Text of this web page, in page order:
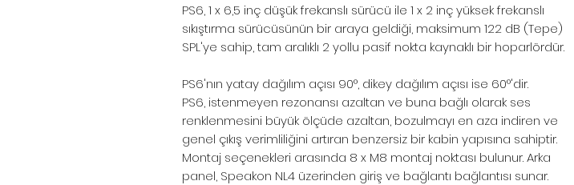
PS6, 1 x 6,5 inç düşük frekanslı sürücü ile 1 x 2 inç yüksek frekanslı
sıkıştırma sürücüsünün bir araya geldiği, maksimum 122 dB (Tepe)
SPL'ye sahip, tam aralıklı 2 yollu pasif nokta kaynaklı bir hoparlördür.
PS6'nın yatay dağılım açısı 90°, dikey dağılım açısı ise 60°'dir.
PS6, istenmeyen rezonansı azaltan ve buna bağlı olarak ses
renklenmesini büyük ölçüde azaltan, bozulmayı en aza indiren ve
genel çıkış verimliliğini artıran benzersiz bir kabin yapısına sahiptir.
Montaj seçenekleri arasında 8 x M8 montaj noktası bulunur. Arka
panel, Speakon NL4 üzerinden giriş ve bağlantı bağlantısı sunar.